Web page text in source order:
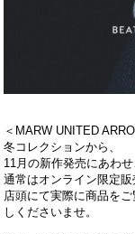
＜MARW UNITED
冬コレクションから、
11月の新作発売にあわ
通常はオンライン限定販
店頭にて実際に商品を
しくださいませ。